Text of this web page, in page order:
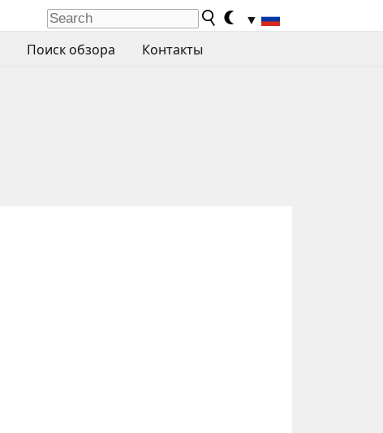
▼
Поиск обзора Контакты